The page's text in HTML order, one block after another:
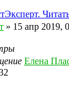
» 15 апр 2019,
Елена